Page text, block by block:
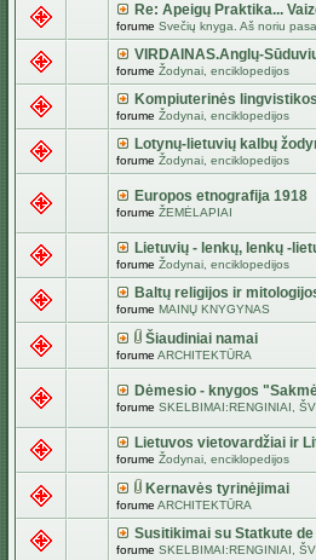
Re: Apeigų Praktika...
forume Svečių knyga. Aš noriu
VIRDAINAS.Anglų-
forume Žodynai, enciklopedijos
Kompiuterinės
forume Žodynai, enciklopedijos
Lotynų-lietuvių kalbų
forume Žodynai, enciklopedijos
Europos etnografija 1918
forume ŽEMĖLAPIAI
Lietuvių - lenkų, lenkų -
forume Žodynai, enciklopedijos
Baltų religijos ir
forume MAINŲ KNYGYNAS
Šiaudiniai namai
forume ARCHITEKTŪRA
Dėmesio - knygos
forume SKELBIMAI:RENGINIAI,
Lietuvos vietovardžiai ir
forume Žodynai, enciklopedijos
Kernavės tyrinėjimai
forume ARCHITEKTŪRA
Susitikimai su Statkute
forume SKELBIMAI:RENGINIAI,